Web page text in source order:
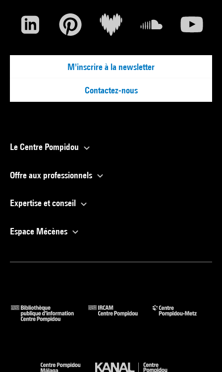
M'inscrire à la newsletter
Contactez-nous
Le Centre Pompidou
Offre aux professionnels
Expertise et conseil
Espace Mécènes